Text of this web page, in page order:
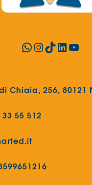
WhatsApp
Instagram
TikTok
Chiaia, 256, 80121
55 512